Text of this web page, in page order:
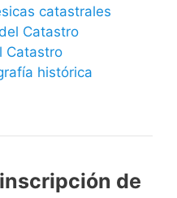
catastrales
Catastro
Catastro
histórica
de